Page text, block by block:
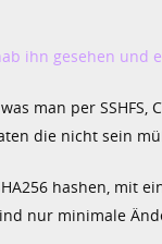
ihn gesehen
man per
die nicht sein
hashen, mit
nur minimale